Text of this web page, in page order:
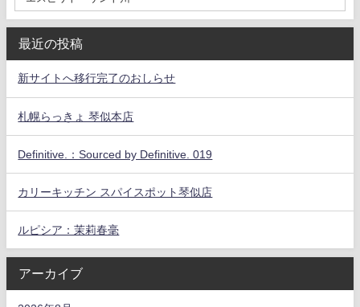
最近の投稿
新サイトへ移行完了のおしらせ
札幌らっきょ 琴似本店
Definitive.：Sourced by Definitive. 019
カリーキッチン スパイスポット琴似店
ルピシア：茉莉春毫
アーカイブ